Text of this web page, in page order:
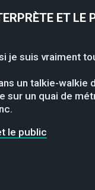
ET LE
je suis vraiment
un talkie-walkie
un quai de
le public